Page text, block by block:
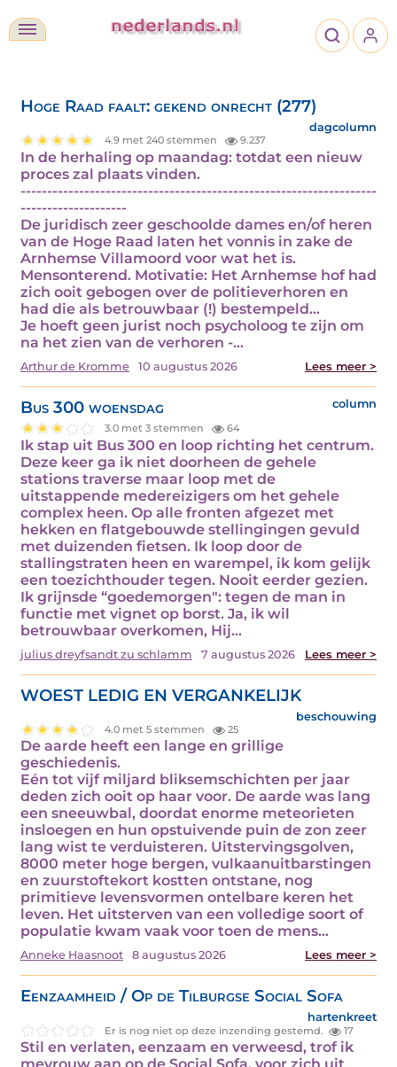
Hoge Raad faalt: gekend onrecht (277)
dagcolumn
4.9 met 240 stemmen 9.237
In de herhaling op maandag: totdat een nieuw
proces zal plaats vinden.
-------------------------------------------------------------------
--------------------
De juridisch zeer geschoolde dames en/of heren
van de Hoge Raad laten het vonnis in zake de
Arnhemse Villamoord voor wat het is.
Mensonterend. Motivatie: Het Arnhemse hof had
zich ooit gebogen over de politieverhoren en
had die als betrouwbaar (!) bestempeld...
Je hoeft geen jurist noch psycholoog te zijn om
na het zien van de verhoren -…
Arthur de Kromme 10 augustus 2026 Lees meer >
Bus 300 woensdag column
3.0 met 3 stemmen 64
Ik stap uit Bus 300 en loop richting het centrum.
Deze keer ga ik niet doorheen de gehele
stations traverse maar loop met de
uitstappende medereizigers om het gehele
complex heen. Op alle fronten afgezet met
hekken en flatgebouwde stellingingen gevuld
met duizenden fietsen. Ik loop door de
stallingstraten heen en warempel, ik kom gelijk
een toezichthouder tegen. Nooit eerder gezien.
Ik grijnsde “goedemorgen": tegen de man in
functie met vignet op borst. Ja, ik wil
betrouwbaar overkomen, Hij…
julius dreyfsandt zu schlamm 7 augustus 2026 Lees meer >
WOEST LEDIG EN VERGANKELIJK
beschouwing
4.0 met 5 stemmen 25
De aarde heeft een lange en grillige
geschiedenis.
Eén tot vijf miljard bliksemschichten per jaar
deden zich ooit op haar voor. De aarde was lang
een sneeuwbal, doordat enorme meteorieten
insloegen en hun opstuivende puin de zon zeer
lang wist te verduisteren. Uitstervingsgolven,
8000 meter hoge bergen, vulkaanuitbarstingen
en zuurstoftekort kostten ontstane, nog
primitieve levensvormen ontelbare keren het
leven. Het uitsterven van een volledige soort of
populatie kwam vaak voor toen de mens…
Anneke Haasnoot 8 augustus 2026 Lees meer >
Eenzaamheid / Op de Tilburgse Social Sofa
hartenkreet
Er is nog niet op deze inzending gestemd. 17
Stil en verlaten, eenzaam en verweesd, trof ik